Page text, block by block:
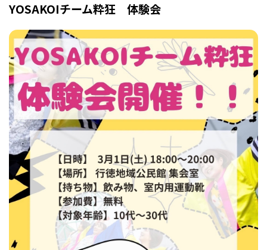
お酒 洋食 中華
和食 わんぱく 福島ローカルグル
デート・友達と ひとりで アウトドア
温泉 体験 名所
美容アイテム エイジングケア メンズ
フィットネス・や
せたい
鍼灸・整体・リラ
クゼーション
まつ毛サロン
スポーツ・アウト ギフト・お土産 キッズ
インテリア 食品・酒 生活を彩るモノ
病院・クリニック ペット
趣味・スキルアッ 保育園・こども園 子どもの習い事・
塾
リフォーム・リノ
ベーション
自治体インフォ その他
YOSAKOIチーム粋狂 体験会